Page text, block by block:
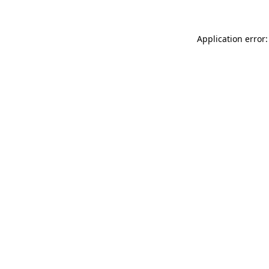
Application